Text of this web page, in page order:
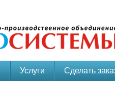
Услуги Сделать